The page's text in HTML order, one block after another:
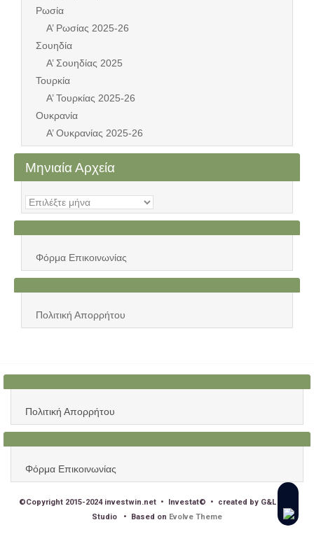
Ρωσία
Α’ Ρωσίας 2025-26
Σουηδία
Α’ Σουηδίας 2025
Τουρκία
Α’ Τουρκίας 2025-26
Ουκρανία
Α’ Ουκρανίας 2025-26
Μηνιαία Αρχεία
Μηνιαία
Αρχεία
Φόρμα Επικοινωνίας
Πολιτική Απορρήτου
Πολιτική Απορρήτου
Φόρμα Επικοινωνίας
©Copyright 2015-2024 investwin.net • Investat© • created by G&L Web
Studio • Based on Evolve Theme